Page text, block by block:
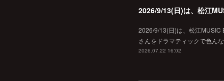
2026/9/13(日)は、松江
2026/9/13(日)は、松江MUSIC
さんをドラマティックで色ん
2026.07.22 16:02